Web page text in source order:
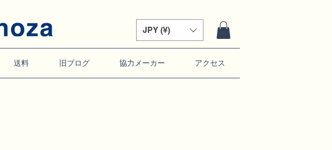
JPY (¥)
送料 旧ブログ 協力メーカー アクセス